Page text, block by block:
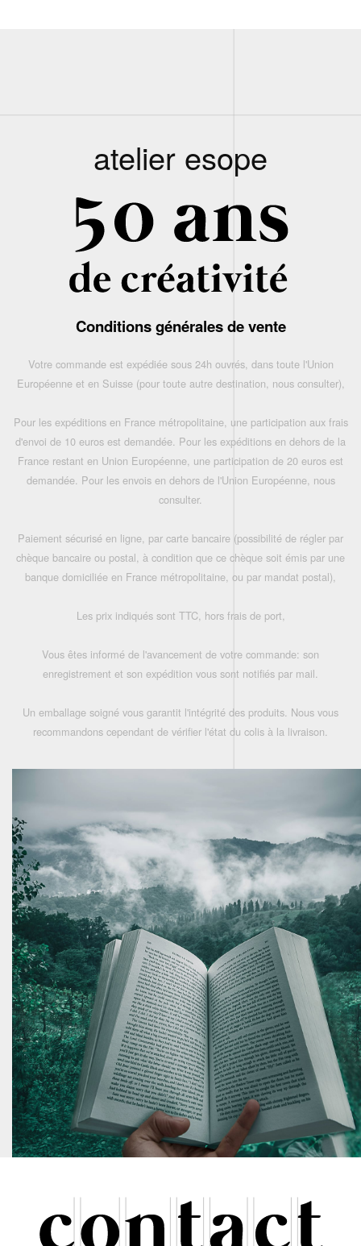
atelier esope
Conditions générales de vente
Votre commande est expédiée sous 24h ouvrés, dans toute l'Union
Européenne et en Suisse (pour toute autre destination, nous consulter),
Pour les expéditions en France métropolitaine, une participation aux frais
d'envoi de 10 euros est demandée. Pour les expéditions en dehors de la
France restant en Union Européenne, une participation de 20 euros est
demandée. Pour les envois en dehors de l'Union Européenne, nous
consulter.
Paiement sécurisé en ligne, par carte bancaire (possibilité de régler par
chèque bancaire ou postal, à condition que ce chèque soit émis par une
banque domiciliée en France métropolitaine, ou par mandat postal),
Les prix indiqués sont TTC, hors frais de port,
Vous êtes informé de l'avancement de votre commande: son
enregistrement et son expédition vous sont notifiés par mail.
Un emballage soigné vous garantit l'intégrité des produits. Nous vous
recommandons cependant de vérifier l'état du colis à la livraison.